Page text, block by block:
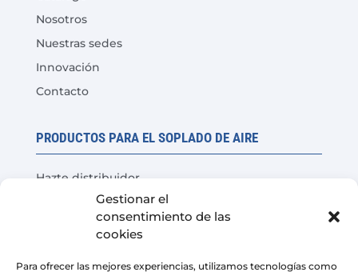
Gestionar el
consentimiento de las
cookies
Para ofrecer las mejores experiencias, utilizamos tecnologías como
Nosotros
Nuestras sedes
Innovación
Contacto
PRODUCTOS PARA EL SOPLADO DE AIRE
Hazte distribuidor
Prueba del producto
Preguntas Frecuentes